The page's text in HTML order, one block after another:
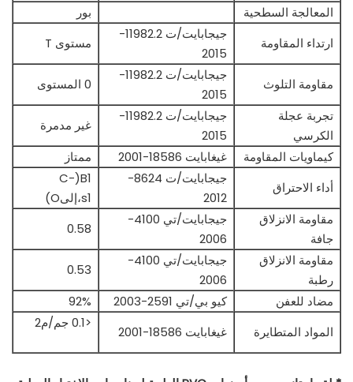
المعالجة السطحية
بور
ارتداء المقاومة
جيجابايت/ت 11982.2-
2015
مستوى T
مقاومة التلوث
جيجابايت/ت 11982.2-
2015
0 المستوى
تجربة عجلة
الكرسي
جيجابايت/ت 11982.2-
2015
غير مدمرة
كيماويات المقاومة
غيغابايت 18586-2001
ممتاز
أداء الاحتراق
جيجابايت/ت 8624-
2012
B1(C-
s1،إلىO)
مقاومة الانزلاق
جافة
جيجابايت/تي 4100-
2006
0.58
مقاومة الانزلاق
رطبة
جيجابايت/تي 4100-
2006
0.53
مضاد للعفن
كيو بي/تي 2591-2003
92%
المواد المتطايرة
غيغابايت 18586-2001
<0.1 جم/م2